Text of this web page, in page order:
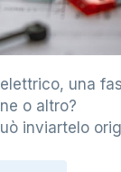
una
o altro?
inviartelo